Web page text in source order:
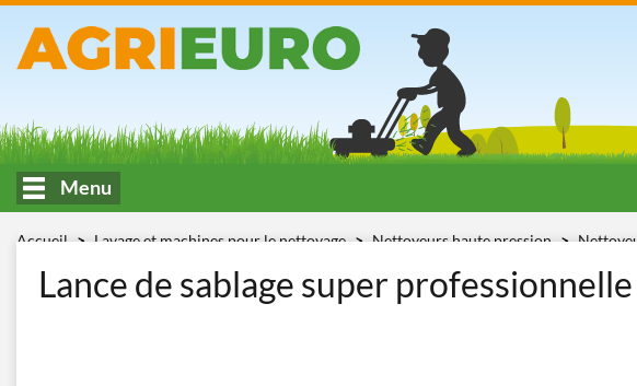
Menu
Accueil Lavage et machines pour le nettoyage Nettoyeurs haute pression
Lance de sablage super professionnelle